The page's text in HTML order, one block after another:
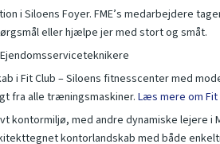
i Siloens Foyer. FME’s medarbejdere
eller hjælpe jer med stort og småt.
i Fit Club – Siloens fitnesscenter med
fra alle træningsmaskiner. Læs mere om
kontormiljø, med andre dynamiske lejere i
kontorlandskab med både